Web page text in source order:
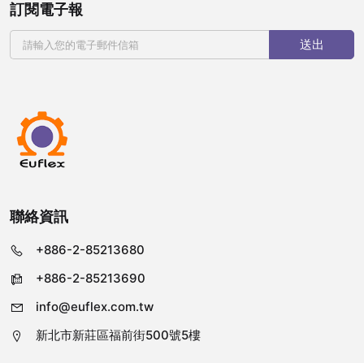
訂閱電子報
送出
聯絡資訊
+886-2-85213680
+886-2-85213690
info@euflex.com.tw
新北市新莊區福前街500號5樓